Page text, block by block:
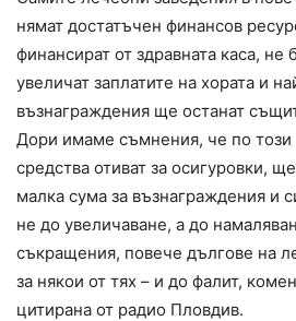
нямат достатъчен финансов
финансират от здравната каса, не
увеличат заплатите на хората и
възнаграждения ще останат
Дори имаме съмнения, че по този
средства отиват за осигуровки,
малка сума за възнаграждения и
не до увеличаване, а до
съкращения, повече дългове на
за някои от тях – и до фалит,
цитирана от радио Пловдив.